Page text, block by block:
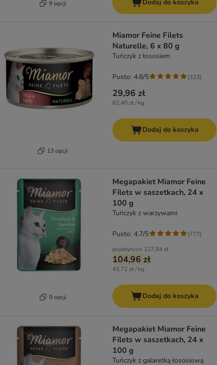
9 opcji Dodaj do koszyka
13 opcji
Miamor Feine Filets
Naturelle, 6 x 80 g
Tuńczyk z łososiem
29,96 zł
62,40 zł / kg
Pusto: 4.6/5 (323)
Dodaj do koszyka
9 opcji
Megapakiet Miamor Feine
Filets w saszetkach, 24 x
100 g
Tuńczyk z warzywami
pojedynczo 127,84 zł
104,96 zł
43,72 zł / kg
Pusto: 4.7/5 (777)
Dodaj do koszyka
Megapakiet Miamor Feine
Filets w saszetkach, 24 x
100 g
Tuńczyk z galaretką łososiową